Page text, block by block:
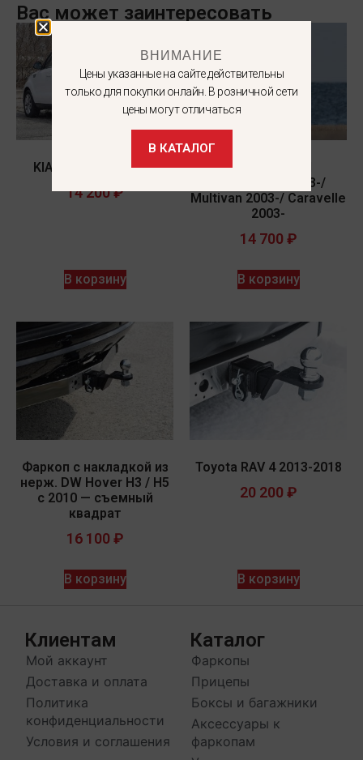
Вас может заинтересовать
KIA SOUL 2013-2018
14 200₽
В корзину
VOLKSWAGEN
Transporter 2003-/
Multivan 2003-/ Caravelle
2003-
14 700 ₽
В корзину
Фаркоп c накладкой из
нерж. DW Hover H3 / H5
с 2010 — съемный
квадрат
16 100 ₽
В корзину
Toyota RAV 4 2013-2018
20 200 ₽
В корзину
Клиентам
Мой аккаунт
Доставка и оплата
Политика
конфиденциальности
Условия и соглашения
Каталог
Фаркопы
Прицепы
Боксы и багажники
Аксессуары к
фаркопам
ВНИМАНИЕ
Цены указанные на сайте действительны
только для покупки онлайн. В розничной сети
цены могут отличаться
В КАТАЛОГ